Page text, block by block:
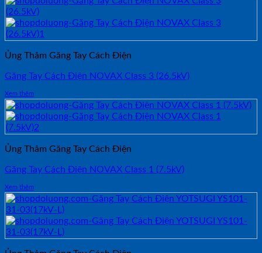
Ủng Thảm Găng Tay Cách Điện
Găng Tay Cách Điện NOVAX Class 3 (26.5kV)
Xem thêm
Ủng Thảm Găng Tay Cách Điện
Găng Tay Cách Điện NOVAX Class 1 (7.5kV)
Xem thêm